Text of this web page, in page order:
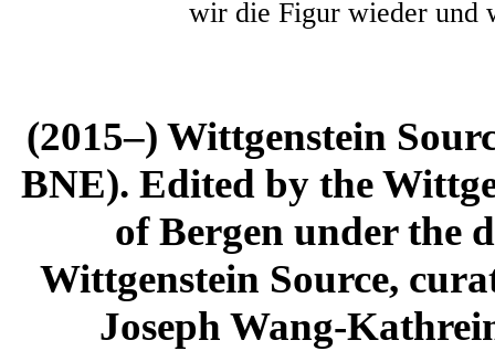
wir die Figur wieder und
(2015–) Wittgenstein
BNE). Edited by the
of Bergen under the
Wittgenstein Source,
Joseph Wang-